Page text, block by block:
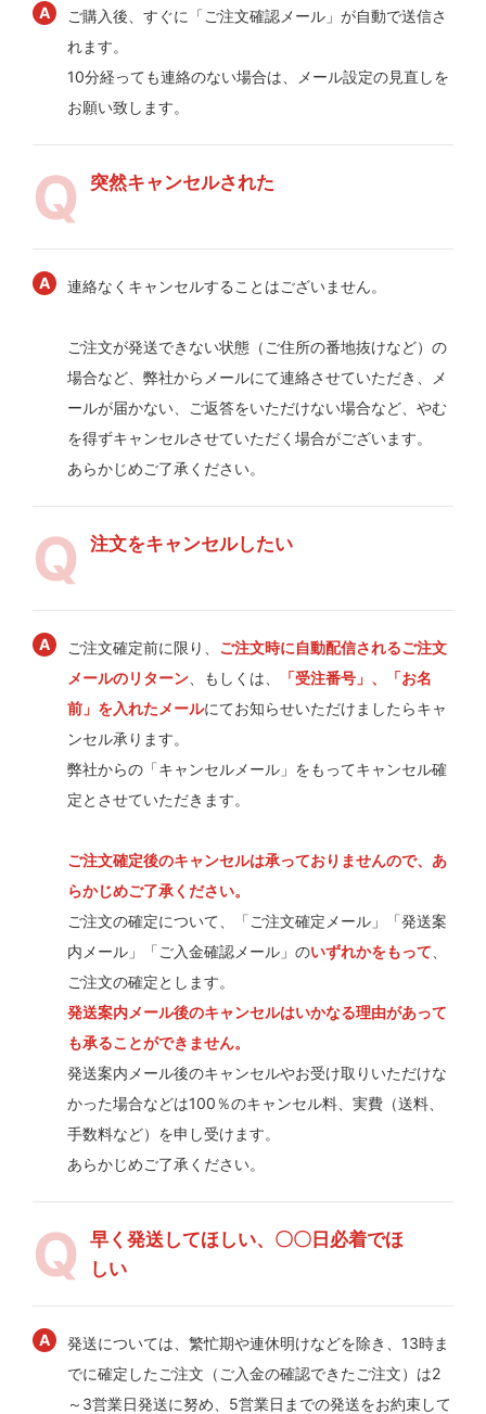
ご購入後、すぐに「ご注文確認メール」が自動で送信さ
れます。
10分経っても連絡のない場合は、メール設定の見直しを
お願い致します。
突然キャンセルされた
連絡なくキャンセルすることはございません。
ご注文が発送できない状態（ご住所の番地抜けなど）の
場合など、弊社からメールにて連絡させていただき、メ
ールが届かない、ご返答をいただけない場合など、やむ
を得ずキャンセルさせていただく場合がございます。
あらかじめご了承ください。
注文をキャンセルしたい
ご注文確定前に限り、 ご注文時に自動配信されるご注文
メールのリターン 、もしくは、
「受注番号」、「お名
前」を入れたメールにてお知らせいただけましたらキャ
ンセル承ります。
弊社からの「キャンセルメール」をもってキャンセル確
定とさせていただきます。
ご注文確定後のキャンセルは承っておりませんので、あ
らかじめご了承ください。
ご注文の確定について、「ご注文確定メール」「発送案
内メール」「ご入金確認メール」のいずれかをもって
ご注文の確定とします。
発送案内メール後のキャンセルはいかなる理由があって
も承ることができません。
発送案内メール後のキャンセルやお受け取りいただけな
かった場合などは100％のキャンセル料、実費（送料、
手数料など）を申し受けます。
あらかじめご了承ください。
早く発送してほしい、〇〇日必着でほ
しい
発送については、繁忙期や連休明けなどを除き、13時ま
でに確定したご注文（ご入金の確認できたご注文）は2
～3営業日発送に努め、5営業日までの発送をお約束して